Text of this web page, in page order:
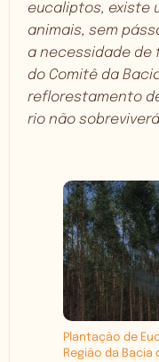
eucaliptos, existe
animais, sem
a necessidade de
do Comitê da
reflorestamento
rio não
Plantação de
Região da Bacia